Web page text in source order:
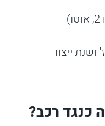
ייצור
כנגד רכב?